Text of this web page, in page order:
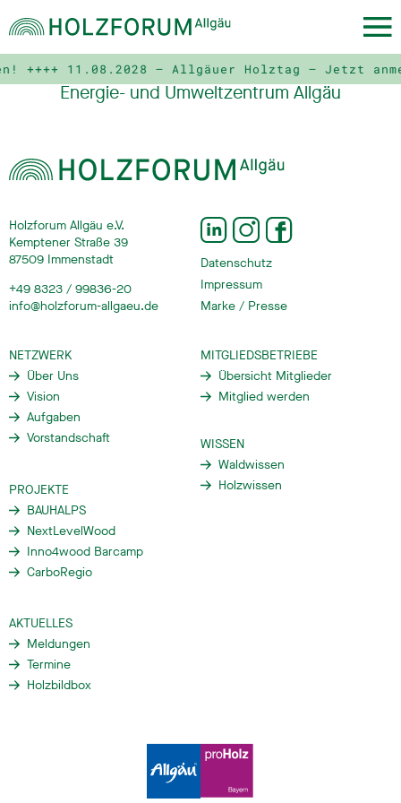
++++ 11.08.2028 – Allgäuer Holztag – Jetzt
Energie- und Umweltzentrum Allgäu
Holzforum Allgäu e.V.
Kemptener Straße 39
87509 Immenstadt
+49 8323 / 99836-20
info@holzforum-allgaeu.de
Datenschutz
Impressum
Marke / Presse
NETZWERK
Über Uns
Vision
Aufgaben
Vorstandschaft
MITGLIEDSBETRIEBE
Übersicht Mitglieder
Mitglied werden
WISSEN
Waldwissen
Holzwissen
PROJEKTE
BAUHALPS
NextLevelWood
Inno4wood Barcamp
CarboRegio
AKTUELLES
Meldungen
Termine
Holzbildbox